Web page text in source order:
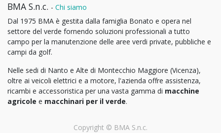
BMA S.n.c. - Chi siamo
Dal 1975 BMA è gestita dalla famiglia Bonato e opera nel
settore del verde fornendo soluzioni professionali a tutto
campo per la manutenzione delle aree verdi private, pubbliche e
campi da golf.
Nelle sedi di Nanto e Alte di Montecchio Maggiore (Vicenza),
oltre ai veicoli elettrici e a motore, l'azienda offre assistenza,
ricambi e accessoristica per una vasta gamma di macchine
agricole e macchinari per il verde.
Copyright © BMA S.n.c.